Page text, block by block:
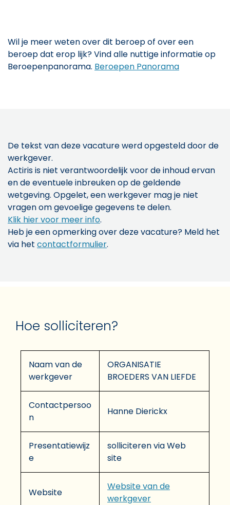
Wil je meer weten over dit beroep of over een
beroep dat erop lijk? Vind alle nuttige informatie op
Beroepenpanorama. Beroepen Panorama
De tekst van deze vacature werd opgesteld door de
werkgever.
Actiris is niet verantwoordelijk voor de inhoud ervan
en de eventuele inbreuken op de geldende
wetgeving. Opgelet, een werkgever mag je niet
vragen om gevoelige gegevens te delen.
Klik hier voor meer info.
Heb je een opmerking over deze vacature? Meld het
via het contactformulier.
Hoe solliciteren?
Naam van de
werkgever
ORGANISATIE
BROEDERS VAN LIEFDE
Contactpersoo
n
Hanne Dierickx
Presentatiewijz
e
solliciteren via Web
site
Website
Website van de
werkgever